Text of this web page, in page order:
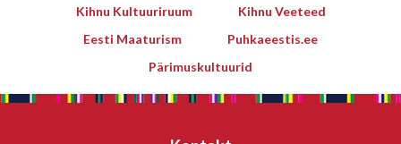
Kihnu Kultuuriruum
Kihnu Veeteed
Eesti Maaturism
Puhkaeestis.ee
Pärimuskultuurid